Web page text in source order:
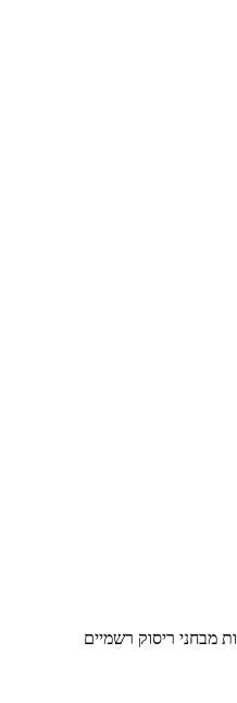
מבחני ריסוק רשמיים